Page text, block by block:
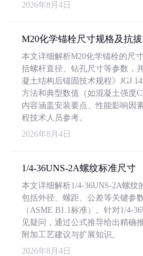
2026年8月4日
M20化学锚栓尺寸规格及抗
本文详细解析M20化学锚栓的尺
括螺杆直径、钻孔尺寸等参数，
凝土结构后锚固技术规程》JGJ
方法和典型数值（如混凝土强度
内容涵盖安装要点、性能影响因
程技术人员参考。
2026年8月4日
1/4-36UNS-2A螺纹标准尺寸
本文详细解析1/4-36UNS-2A螺纹
包括外径、螺距、公差等关键参
（ASME B1.1标准）。针对1/4-
见疑问，通过公式推导给出精确
附加工艺建议与扩展知识。
2026年8月4日